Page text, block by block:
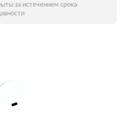
за истечением срока